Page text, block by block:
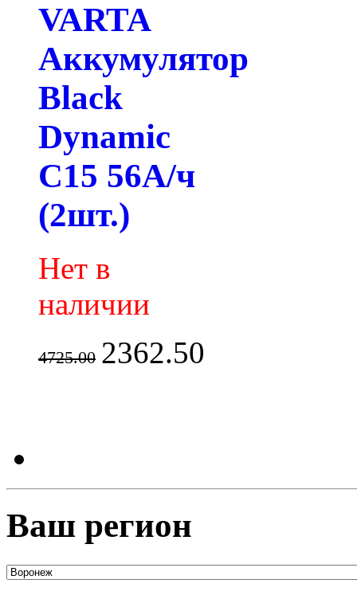
VARTA
Аккумулятор
Black
Dynamic
C15 56А/ч
(2шт.)
Нет в
наличии
4725.00 2362.50
Ваш регион